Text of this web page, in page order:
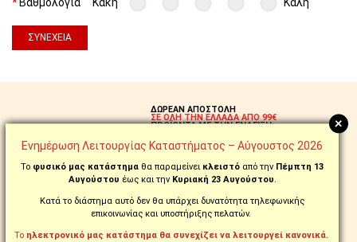
ΣΥΝΈΧΕΙΑ
ΔΩΡΕΑΝ ΑΠΟΣΤΟΛΗ
ΣΕ ΟΛΗ ΤΗΝ ΕΛΛΑΔΑ ΑΠΟ 99€
ΠΡΟΪΟΝΤΑ ΜΕ ΤΗΝ ΕΝΔΕΙΞΗ:
ΠΑΡΑΓΓΕΙΛΤΕ ΚΑΙ
ΤΗΛΕΦΩΝΙΚΑ ΣΤΟ
ΑΛΛΑΞΑΤΕ ΓΝΩΜΗ;
ΣΕ ΕΩΣ 14 ΗΜΕΡΕΣ!
+
Ενημέρωση Λειτουργίας Καταστήματος – Αύγουστος 2026
Το φυσικό μας κατάστημα θα παραμείνει κλειστό από την Πέμπτη 13
Αυγούστου έως και τηνΚυριακή 23 Αυγούστου.
Κατά το διάστημα αυτό δεν θα υπάρχει δυνατότητα τηλεφωνικής
επικοινωνίας και υποστήριξης πελατών.
Το ηλεκτρονικό μας κατάστημα θα συνεχίζει να λειτουργεί κανονικά.